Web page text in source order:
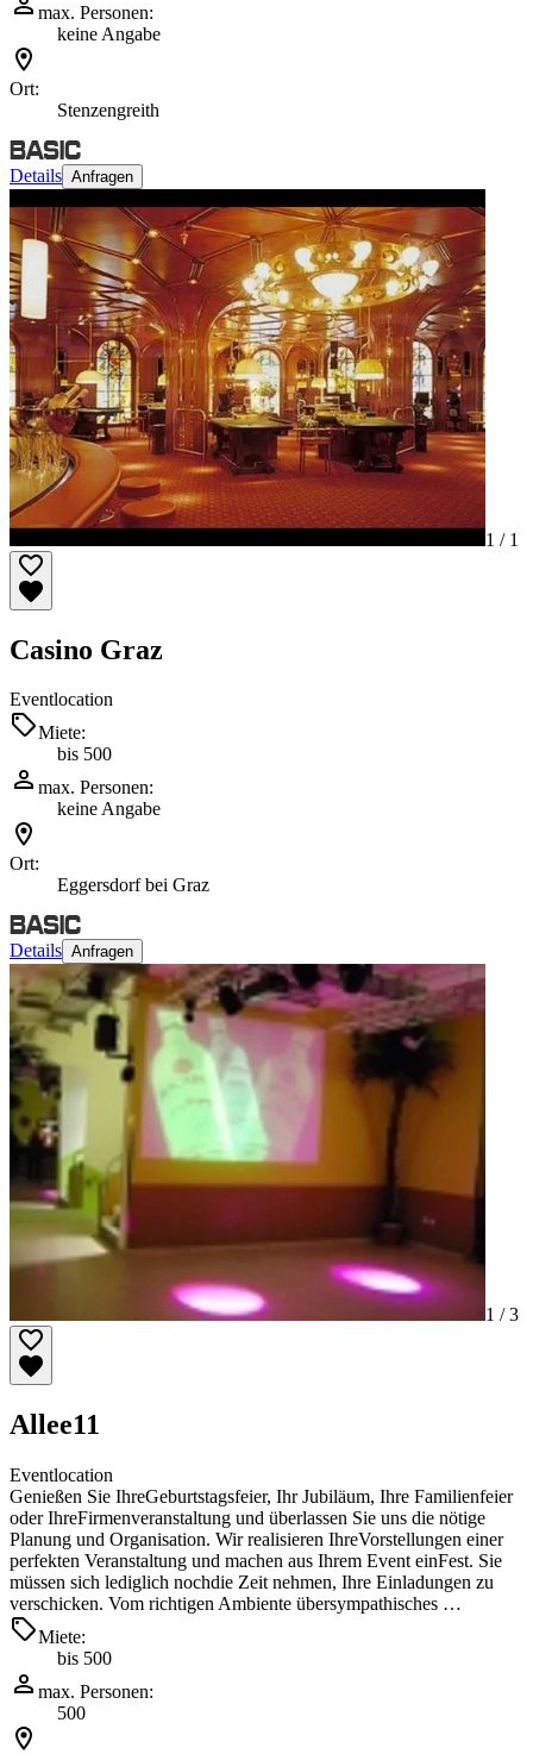
max. Personen:
keine Angabe
Ort:
Stenzengreith
Details Anfragen
1 / 1
Casino Graz
Eventlocation
Miete:
bis 500
max. Personen:
keine Angabe
Ort:
Eggersdorf bei Graz
Details Anfragen
1 /3
Allee11
Eventlocation
Genießen Sie IhreGeburtstagsfeier, Ihr Jubiläum, Ihre Familienfeier
oder IhreFirmenveranstaltung und überlassen Sie uns die nötige
Planung und Organisation. Wir realisieren IhreVorstellungen einer
perfekten Veranstaltung und machen aus Ihrem Event einFest. Sie
müssen sich lediglich nochdie Zeit nehmen, Ihre Einladungen zu
verschicken. Vom richtigen Ambiente übersympathisches …
Miete:
bis 500
max. Personen:
500